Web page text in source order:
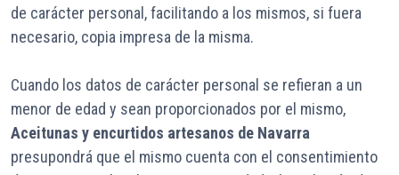
de carácter personal, facilitando a los mismos, si fuera
necesario, copia impresa de la misma.
Cuando los datos de carácter personal se refieran a un
menor de edad y sean proporcionados por el mismo,
Aceitunas y encurtidos artesanos de Navarra
presupondrá que el mismo cuenta con el consentimiento